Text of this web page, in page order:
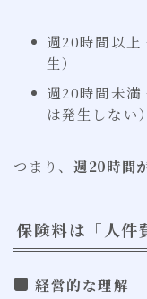
週20時間以
生）
週20時間未
は発生しない）
つまり、 週20時間
保険料は「人件
経営的な理解